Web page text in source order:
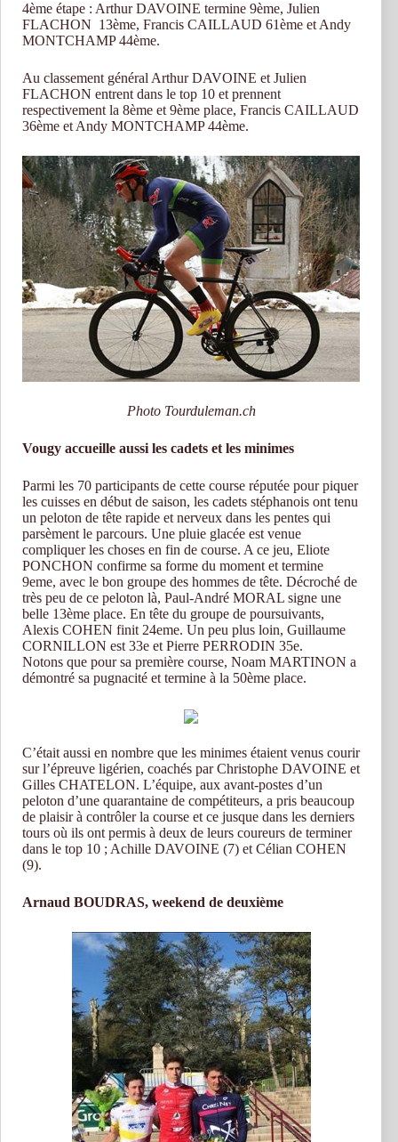
4ème étape : Arthur DAVOINE termine 9ème, Julien
FLACHON 13ème, Francis CAILLAUD 61ème et Andy
MONTCHAMP 44ème.
Au classement général Arthur DAVOINE et Julien
FLACHON entrent dans le top 10 et prennent
respectivement la 8ème et 9ème place, Francis CAILLAUD
36ème et Andy MONTCHAMP 44ème.
Photo Tourduleman.ch
Vougy accueille aussi les cadets et les minimes
Parmi les 70 participants de cette course réputée pour piquer
les cuisses en début de saison, les cadets stéphanois ont tenu
un peloton de tête rapide et nerveux dans les pentes qui
parsèment le parcours. Une pluie glacée est venue
compliquer les choses en fin de course. A ce jeu, Eliote
PONCHON confirme sa forme du moment et termine
9eme, avec le bon groupe des hommes de tête. Décroché de
très peu de ce peloton là, Paul-André MORAL signe une
belle 13ème place. En tête du groupe de poursuivants,
Alexis COHEN finit 24eme. Un peu plus loin, Guillaume
CORNILLON est 33e et Pierre PERRODIN 35e.
Notons que pour sa première course, Noam MARTINON a
démontré sa pugnacité et termine à la 50ème place.
C’était aussi en nombre que les minimes étaient venus courir
sur l’épreuve ligérien, coachés par Christophe DAVOINE et
Gilles CHATELON. L’équipe, aux avant-postes d’un
peloton d’une quarantaine de compétiteurs, a pris beaucoup
de plaisir à contrôler la course et ce jusque dans les derniers
tours où ils ont permis à deux de leurs coureurs de terminer
dans le top 10 ; Achille DAVOINE (7) et Célian COHEN
(9).
Arnaud BOUDRAS, weekend de deuxième